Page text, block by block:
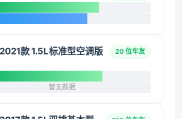
款 1.5L标准型空调版
20 位车友
暂无数据